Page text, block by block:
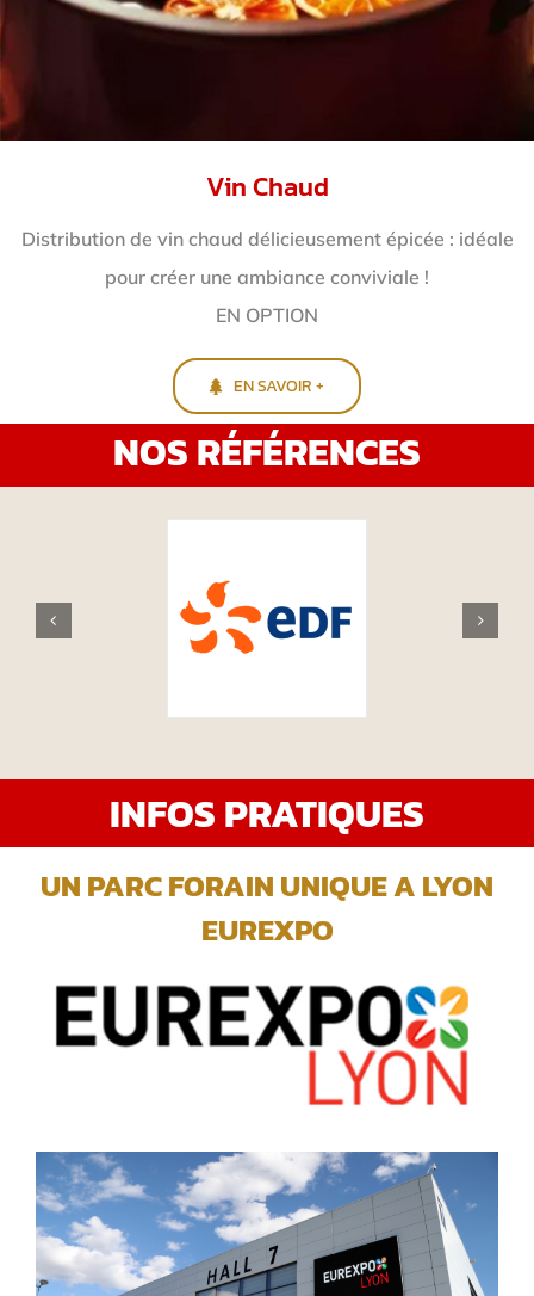
Vin Chaud
Distribution de vin chaud délicieusement épicée : idéale
pour créer une ambiance conviviale !
EN OPTION
EN SAVOIR +
NOS RÉFÉRENCES
INFOS PRATIQUES
UN PARC FORAIN UNIQUE A LYON
EUREXPO